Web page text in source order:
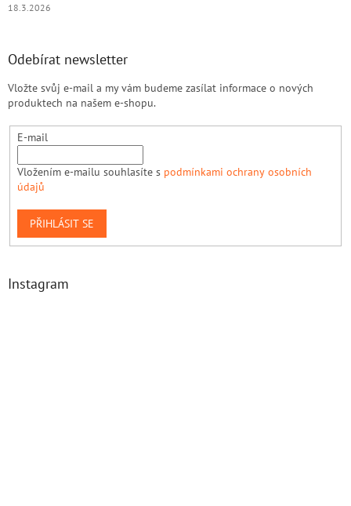
18.3.2026
Odebírat newsletter
Vložte svůj e-mail a my vám budeme zasílat informace o nových
produktech na našem e-shopu.
E-mail
Vložením e-mailu souhlasíte s podmínkami ochrany osobních
údajů
PŘIHLÁSIT SE
Instagram